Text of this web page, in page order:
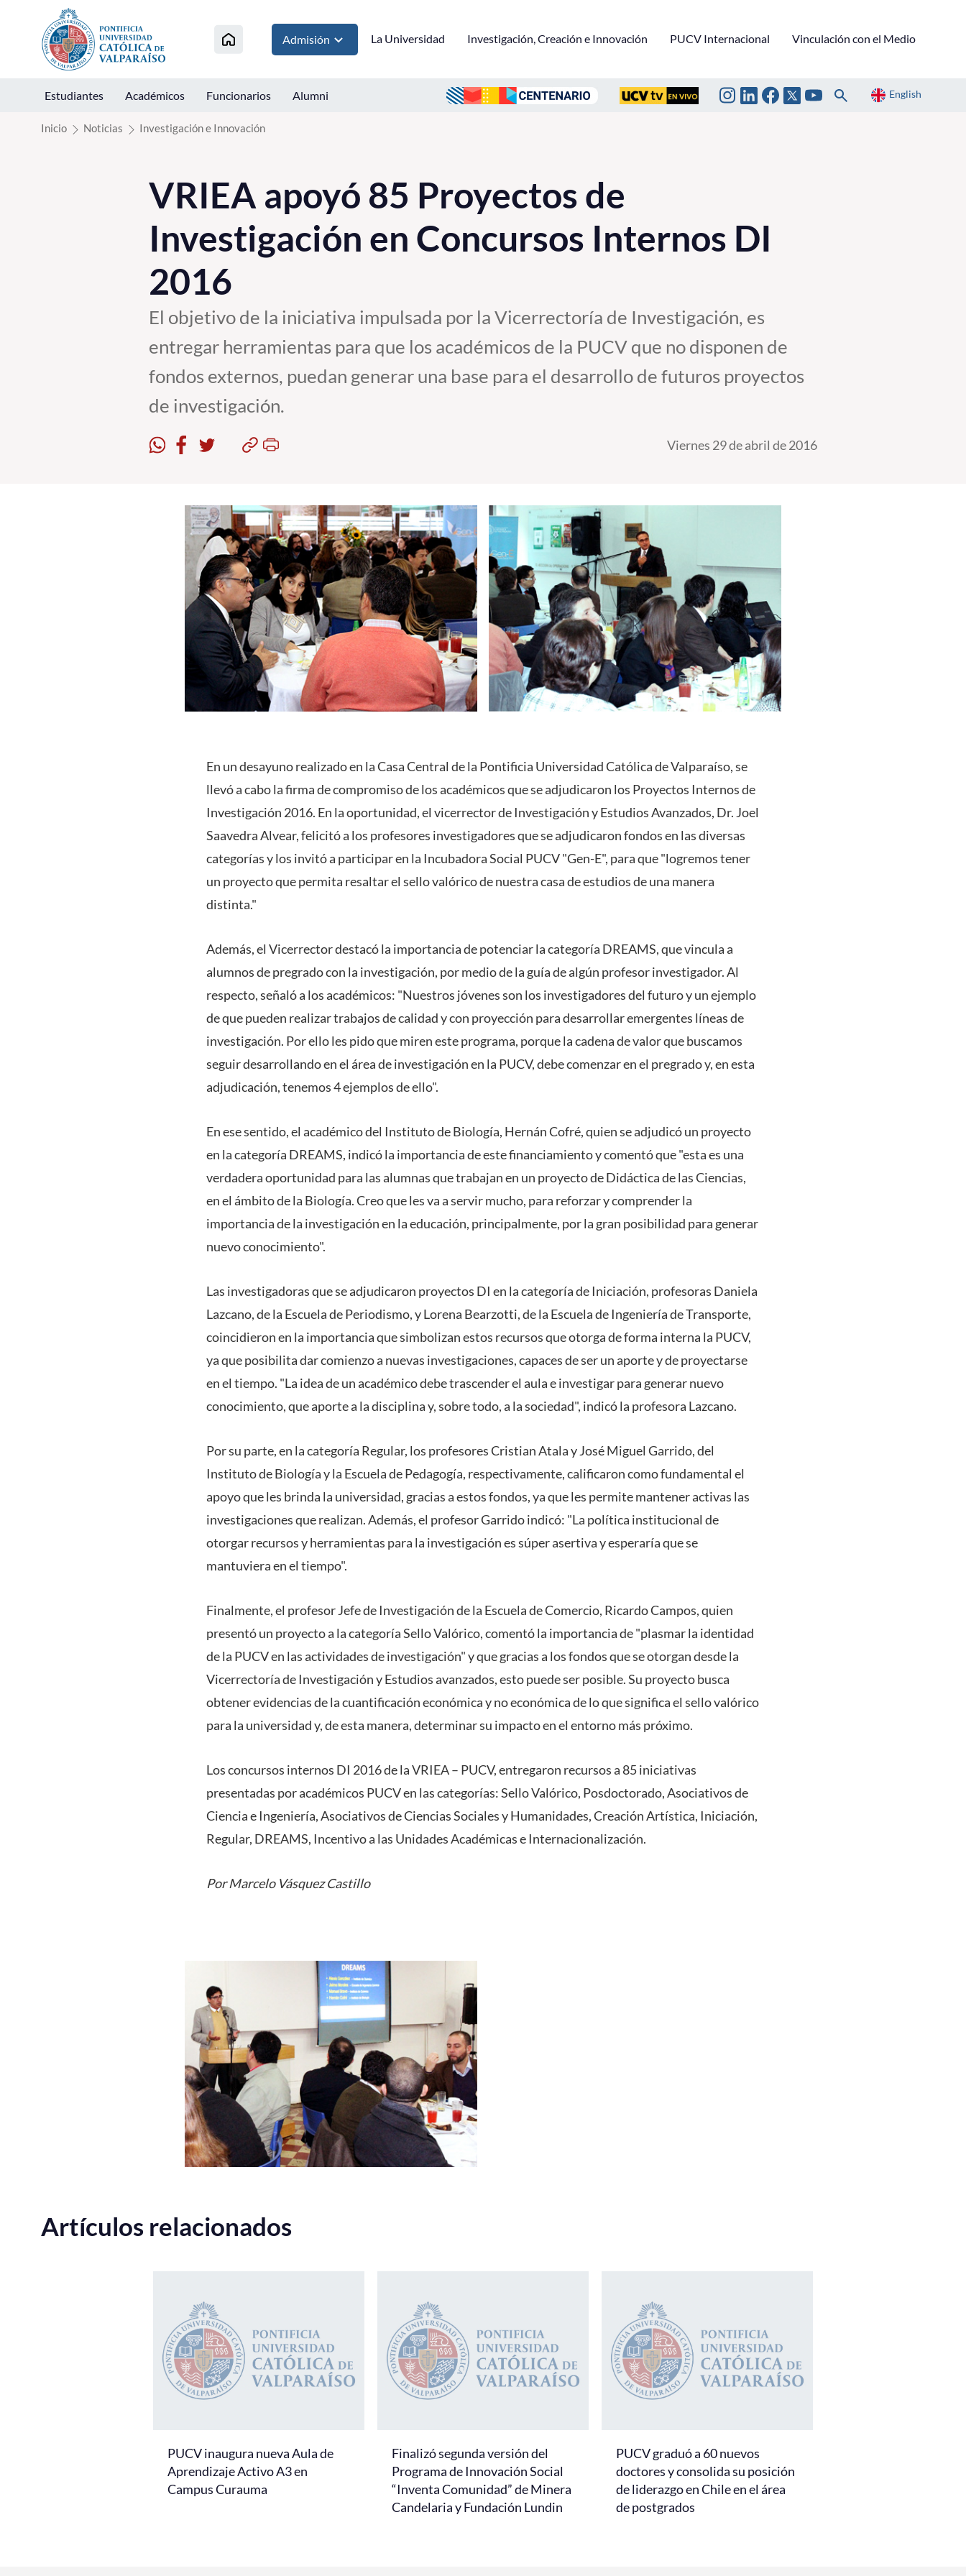
Click acá para ir directamente al contenido
Admisión La Universidad Investigación, Creación e Innovación PUCV Internacional Vinculación con el Medio
Estudiantes Académicos Funcionarios Alumni English
Inicio Noticias Investigación e Innovación
VRIEA apoyó 85 Proyectos de
Investigación en Concursos Internos DI
2016
El objetivo de la iniciativa impulsada por la Vicerrectoría de Investigación, es
entregar herramientas para que los académicos de la PUCV que no disponen de
fondos externos, puedan generar una base para el desarrollo de futuros proyectos
de investigación.
Viernes 29 de abril de 2016
En un desayuno realizado en la Casa Central de la Pontificia Universidad Católica de Valparaíso, se
llevó a cabo la firma de compromiso de los académicos que se adjudicaron los Proyectos Internos de
Investigación 2016. En la oportunidad, el vicerrector de Investigación y Estudios Avanzados, Dr. Joel
Saavedra Alvear, felicitó a los profesores investigadores que se adjudicaron fondos en las diversas
categorías y los invitó a participar en la Incubadora Social PUCV "Gen-E", para que "logremos tener
un proyecto que permita resaltar el sello valórico de nuestra casa de estudios de una manera
distinta."
Además, el Vicerrector destacó la importancia de potenciar la categoría DREAMS, que vincula a
alumnos de pregrado con la investigación, por medio de la guía de algún profesor investigador. Al
respecto, señaló a los académicos: "Nuestros jóvenes son los investigadores del futuro y un ejemplo
de que pueden realizar trabajos de calidad y con proyección para desarrollar emergentes líneas de
investigación. Por ello les pido que miren este programa, porque la cadena de valor que buscamos
seguir desarrollando en el área de investigación en la PUCV, debe comenzar en el pregrado y, en esta
adjudicación, tenemos 4 ejemplos de ello".
En ese sentido, el académico del Instituto de Biología, Hernán Cofré, quien se adjudicó un proyecto
en la categoría DREAMS, indicó la importancia de este financiamiento y comentó que "esta es una
verdadera oportunidad para las alumnas que trabajan en un proyecto de Didáctica de las Ciencias,
en el ámbito de la Biología. Creo que les va a servir mucho, para reforzar y comprender la
importancia de la investigación en la educación, principalmente, por la gran posibilidad para generar
nuevo conocimiento".
Las investigadoras que se adjudicaron proyectos DI en la categoría de Iniciación, profesoras Daniela
Lazcano, de la Escuela de Periodismo, y Lorena Bearzotti, de la Escuela de Ingeniería de Transporte,
coincidieron en la importancia que simbolizan estos recursos que otorga de forma interna la PUCV,
ya que posibilita dar comienzo a nuevas investigaciones, capaces de ser un aporte y de proyectarse
en el tiempo. "La idea de un académico debe trascender el aula e investigar para generar nuevo
conocimiento, que aporte a la disciplina y, sobre todo, a la sociedad", indicó la profesora Lazcano.
Por su parte, en la categoría Regular, los profesores Cristian Atala y José Miguel Garrido, del
Instituto de Biología y la Escuela de Pedagogía, respectivamente, calificaron como fundamental el
apoyo que les brinda la universidad, gracias a estos fondos, ya que les permite mantener activas las
investigaciones que realizan. Además, el profesor Garrido indicó: "La política institucional de
otorgar recursos y herramientas para la investigación es súper asertiva y esperaría que se
mantuviera en el tiempo".
Finalmente, el profesor Jefe de Investigación de la Escuela de Comercio, Ricardo Campos, quien
presentó un proyecto a la categoría Sello Valórico, comentó la importancia de "plasmar la identidad
de la PUCV en las actividades de investigación" y que gracias a los fondos que se otorgan desde la
Vicerrectoría de Investigación y Estudios avanzados, esto puede ser posible. Su proyecto busca
obtener evidencias de la cuantificación económica y no económica de lo que significa el sello valórico
para la universidad y, de esta manera, determinar su impacto en el entorno más próximo.
Los concursos internos DI 2016 de la VRIEA – PUCV, entregaron recursos a 85 iniciativas
presentadas por académicos PUCV en las categorías: Sello Valórico, Posdoctorado, Asociativos de
Ciencia e Ingeniería, Asociativos de Ciencias Sociales y Humanidades, Creación Artística, Iniciación,
Regular, DREAMS, Incentivo a las Unidades Académicas e Internacionalización.
Por Marcelo Vásquez Castillo
Artículos relacionados
PUCV inaugura nueva Aula de
Aprendizaje Activo A3 en
Campus Curauma
Finalizó segunda versión del
Programa de Innovación Social
“Inventa Comunidad” de Minera
Candelaria y Fundación Lundin
PUCV graduó a 60 nuevos
doctores y consolida su posición
de liderazgo en Chile en el área
de postgrados